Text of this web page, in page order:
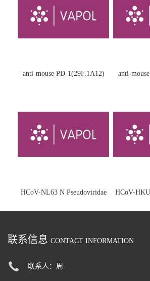
anti-mouse PD-1(29F.1A12) anti-
HCoV-NL63 N Pseudoviridae HCoV-
联系信息 CONTACT INFORMATION
联系人：周